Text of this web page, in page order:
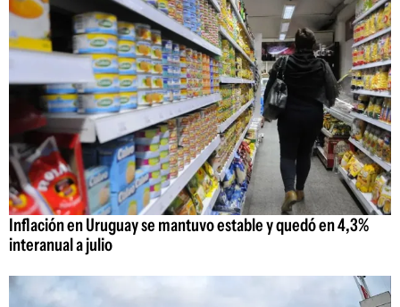
Inflación en Uruguay se mantuvo estable y quedó en 4,3%
interanual a julio